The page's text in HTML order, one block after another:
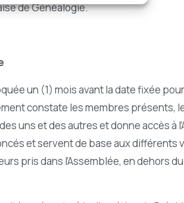
de Généalogie.
un (1) mois avant la date fixée
constate les membres présents,
uns et des autres et donne accès à
et servent de base aux différents
pris dans l’Assemblée, en dehors